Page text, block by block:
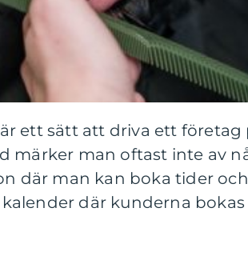
ett sätt att driva ett företag
märker man oftast inte av
där man kan boka tider
där kunderna bokas